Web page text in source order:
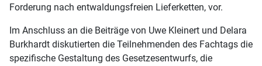
Forderung nach entwaldungsfreien Lieferketten, vor.
Im Anschluss an die Beiträge von Uwe Kleinert und Delara
Burkhardt diskutierten die Teilnehmenden des Fachtags die
spezifische Gestaltung des Gesetzesentwurfs, die